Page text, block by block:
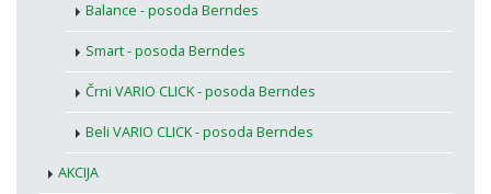
Balance - posoda Berndes
Smart - posoda Berndes
Črni VARIO CLICK - posoda Berndes
Beli VARIO CLICK - posoda Berndes
AKCIJA